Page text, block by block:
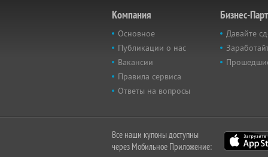
Компания
Основное
Публикации о нас
Вакансии
Правила сервиса
Ответы на вопросы
Бизнес-
Давайте
Все наши купоны доступны
через Мобильное Приложение: